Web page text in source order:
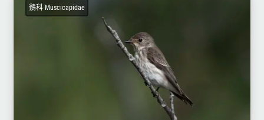
鶲科 Muscicapidae